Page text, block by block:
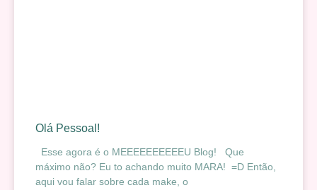
Olá Pessoal!
Esse agora é o MEEEEEEEEEEU Blog! Que
máximo não? Eu to achando muito MARA! =D Então,
aqui vou falar sobre cada make, o